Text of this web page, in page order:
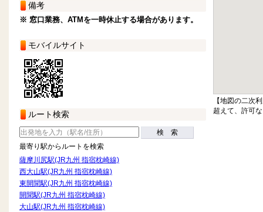
備考
※ 窓口業務、ATMを一時休止する場合があります。
モバイルサイト
ルート検索
検 索
最寄り駅からルートを検索
薩摩川尻駅(JR九州 指宿枕崎線)
西大山駅(JR九州 指宿枕崎線)
東開聞駅(JR九州 指宿枕崎線)
開聞駅(JR九州 指宿枕崎線)
大山駅(JR九州 指宿枕崎線)
【地図の二次
超えて、許可